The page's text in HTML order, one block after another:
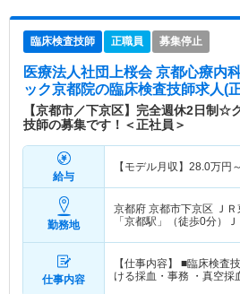
臨床検査技師 正職員 募集停止
医療法人社団上桜会 京都心療内
ック京都院の臨床検査技師求人(
【京都市／下京区】完全週休2日制☆
技師の募集です！＜正社員＞
給与
【モデル月収】 28.0万円～
勤務地
京都府 京都市下京区 Ｊ
「京都駅」（徒歩0分）
仕事内容
【仕事内容】 ■臨床検査
ける採血・事務 ・真空